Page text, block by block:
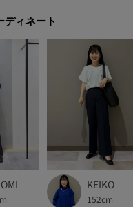
見える場合があります。また、
若干製品と画像のカラーが異
す。
でお届けいたします。
確認いただき、ショッピング
長さを入力して下さい。
確認をお願いいたします。裾
KEIKO
152cm